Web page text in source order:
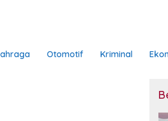
Otomotif Kriminal